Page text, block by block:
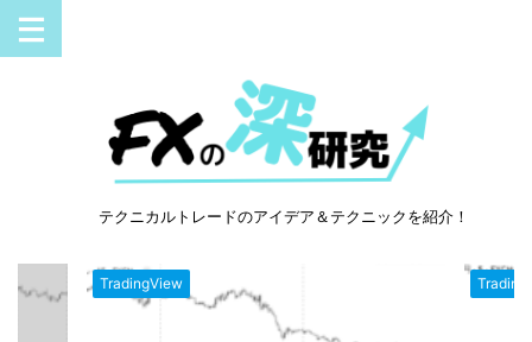
テクニカルトレードのアイデア＆テクニックを紹介！
TradingView